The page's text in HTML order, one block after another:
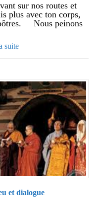
sur nos routes et
plus avec ton corps,
Nous peinons
suite
et dialogue